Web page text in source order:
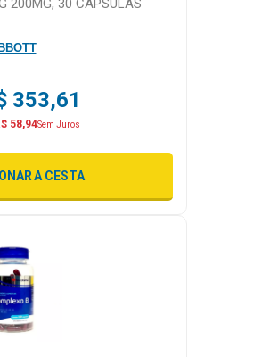
200MG, 30 CAPSULAS
353,61
58,94Sem Juros
A CESTA